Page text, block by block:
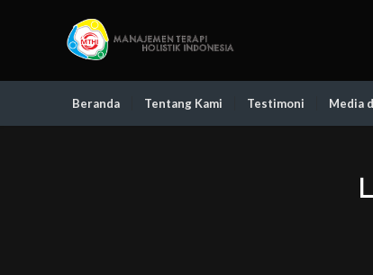
Beranda Tentang Kami Testimoni Media